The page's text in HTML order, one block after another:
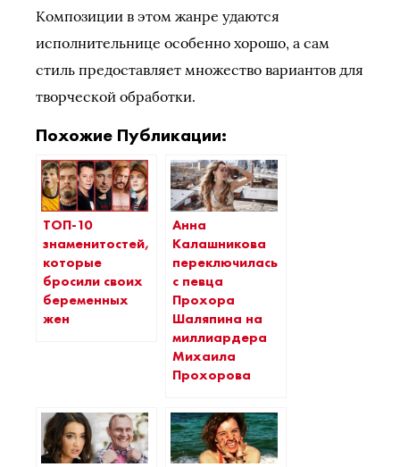
Композиции в этом жанре удаются
исполнительнице особенно хорошо, а сам
стиль предоставляет множество вариантов для
творческой обработки.
Похожие Публикации:
ТОП-10
знаменитостей,
которые
бросили своих
беременных
жен
Анна
Калашникова
переключилась
с певца
Прохора
Шаляпина на
миллиардера
Михаила
Прохорова